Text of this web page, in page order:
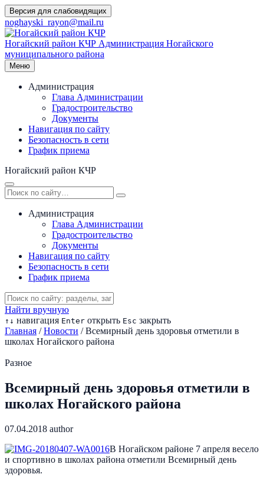
Перейти
к
содержимому
Версия для слабовидящих
noghayski_rayon@mail.ru
Ногайский район КЧР Администрация Ногайского
муниципального района
Меню
Администрация
Глава Администрации
Градостроительство
Документы
Навигация по сайту
Безопасность в сети
График приема
Ногайский район КЧР
Администрация
Глава Администрации
Градостроительство
Документы
Навигация по сайту
Безопасность в сети
График приема
Найти вручную
↑ ↓ навигация Enter открыть Esc закрыть
Главная / Новости / Всемирный день здоровья отметили в
школах Ногайского района
Разное
Всемирный день здоровья отметили в
школах Ногайского района
07.04.2018 author
В Ногайском районе 7 апреля весело
и спортивно в школах района отметили Всемирный день
здоровья.